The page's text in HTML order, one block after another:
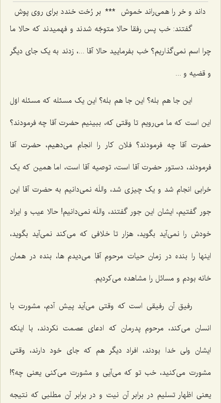
داند و خر را همی‌راند خموش‌ *** بر رُخت خندد برای روی پوش‌
گفتند: خب پس رفقا حالا متوجّه شدند و فهمیدند که حالا ما
چرا اسم نمی‌گذاریم؟ خب بفرمایید حالا آقا ...، زدند به یک جای دیگر
و قضیه و ...
این جا هم بله؟ این جا هم بله؟ این یک مسئله که مسئله اوّل
این است که ما می‌رویم تا وقتی که، ببینیم حضرت آقا چه فرمودند؟
حضرت آقا چه فرمودند؟ فلان کار را انجام می‌دهیم، حضرت آقا
فرمودند، دستور حضرت آقا است، توصیه آقا است، اما همین که یک
خرابی انجام شد و یک چیزی شد، واللَه نمی‌دانیم به حضرت آقا این
جور گفتیم، ایشان این جور گفتند، واللَه نمی‌دانیم! حالا عیب و ایراد
خودش را نمی‌آید بگوید، هزار تا خلافی که می‌کند نمی‌آید بگوید،
اینها را بنده در زمان حیات‌ مرحوم آقا می‌دیدم ها، بنده در همان
خانه بودم و مسائل را مشاهده می‌کردیم.
رفیق آن رفیقی است که وقتی می‌آید پیش آدم، مشورت با
انسان می‌کند، مرحوم پدرمان که ادعای عصمت نکردند، با اینکه
ایشان ولی خدا بودند، افراد دیگر هم که جای خود دارند، وقتی
مشورت می‌کنید، خب تو که می‌آیی و مشورت می‌کنی یعنی چه؟!
یعنی اظهار تسلیم در برابر آن نیت و در برابر آن مطلبی که نتیجه